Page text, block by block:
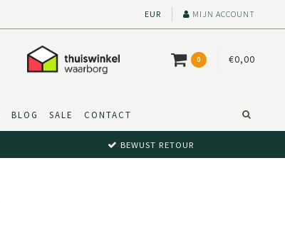
EUR MIJN ACCOUNT
0 €0,00
BLOG SALE CONTACT
BEWUST RETOUR